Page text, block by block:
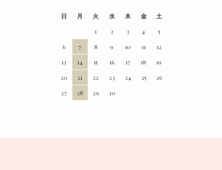
日 月 火 水 木 金
土
1
2 3 4
5
6
7 8 9 10 11
12
13
14 15 16 17 18
19
20
21 22 23 24 25
26
27
28 29 30